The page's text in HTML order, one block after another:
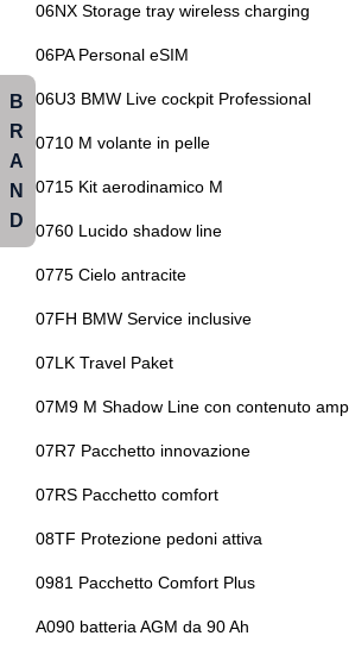
Sistema audio
Sistema di apertura keyless
Sistema di chiamata d'emergenza
Sistema di frenata anti collisione
Sistema di protezione urto pedoni
Sistema di ricarica wireless per
Sistema di riconoscimento stanchezza
Sospensioni sportive
Specchietti retrovisori elettrici e riscaldabili
Pacchetto
Pedaliera specifica m
Personal esim
Personalizzazione colori esterni
Personalizzazioni linea e stile
Pinze freni colorate
Poggiatesta regolabili
Porta usb
06NX Storage tray wireless charging
06PA Personal eSIM
06U3 BMW Live cockpit Professional
0710 M volante in pelle
0715 Kit aerodinamico M
0760 Lucido shadow line
0775 Cielo antracite
07FH BMW Service inclusive
07LK Travel Paket
07M9 M Shadow Line con contenuto
07R7 Pacchetto innovazione
07RS Pacchetto comfort
08TF Protezione pedoni attiva
0981 Pacchetto Comfort Plus
A090 batteria AGM da 90 Ah
B
R
A
N
D